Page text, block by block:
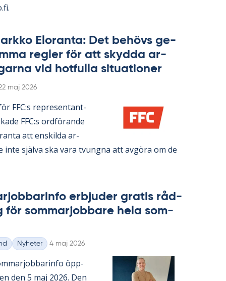
Elo­ran­ta: Det be­hö­vs ge­
reg­ler för att skyd­da ar­
vid hot­ful­la si­tu­a­tio­ner
maj 2026
FFC:s re­pre­sen­tant­
FFC:s ord­fö­ran­de
att en­skil­da ar­
inte själva ska vara tvung­na att av­gö­ra om de
er­bju­der gra­tis råd­
för som­mar­job­ba­re hela som­
Nyheter Skriven
4 maj 2026
öpp­
den 5 maj 2026. Den